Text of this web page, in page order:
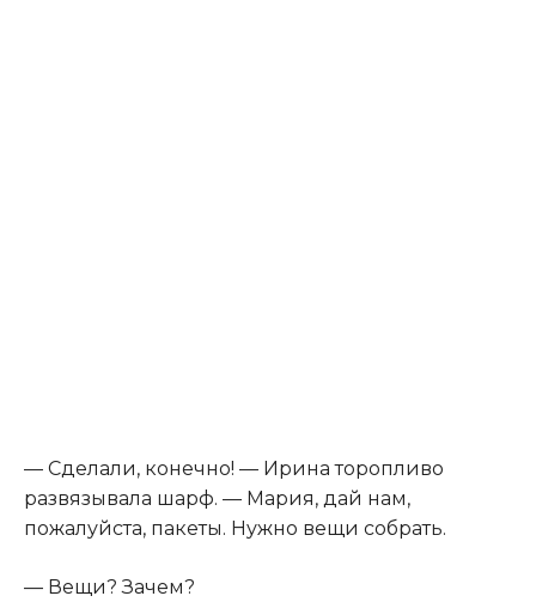
— Сделали, конечно! — Ирина торопливо
развязывала шарф. — Мария, дай нам,
пожалуйста, пакеты. Нужно вещи собрать.
— Вещи? Зачем?